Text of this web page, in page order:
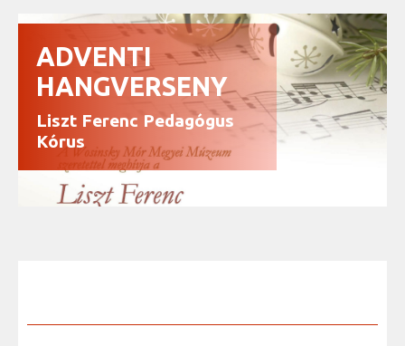
ADVENTI
HANGVERSENY
Liszt Ferenc Pedagógus
Kórus